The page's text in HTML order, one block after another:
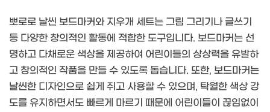
뽀로로 날씬 보드마커와 지우개 세트는 그림 그리기나 글쓰기
등 다양한 창의적인 활동에 적합한 도구입니다. 보드마커는 선
명하고 다채로운 색상을 제공하여 어린이들의 상상력을 유발하
고 창의적인 작품을 만들 수 있도록 돕습니다. 또한, 보드마커는
날씬한 디자인으로 쉽게 쥐고 사용할 수 있으며, 탁월한 색상 강
도를 유지하면서도 빠르게 마르기 때문에 어린이들이 끊임없이